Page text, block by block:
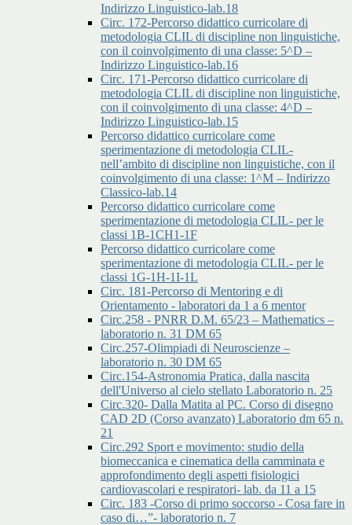
Indirizzo Linguistico-lab.18
Circ. 172-Percorso didattico curricolare di
metodologia CLIL di discipline non linguistiche,
con il coinvolgimento di una classe: 5^D –
Indirizzo Linguistico-lab.16
Circ. 171-Percorso didattico curricolare di
metodologia CLIL di discipline non linguistiche,
con il coinvolgimento di una classe: 4^D –
Indirizzo Linguistico-lab.15
Percorso didattico curricolare come
sperimentazione di metodologia CLIL-
nell’ambito di discipline non linguistiche, con il
coinvolgimento di una classe: 1^M – Indirizzo
Classico-lab.14
Percorso didattico curricolare come
sperimentazione di metodologia CLIL- per le
classi 1B-1CH1-1F
Percorso didattico curricolare come
sperimentazione di metodologia CLIL- per le
classi 1G-1H-1I-1L
Circ. 181-Percorso di Mentoring e di
Orientamento - laboratori da 1 a 6 mentor
Circ.258 - PNRR D.M. 65/23 – Mathematics –
laboratorio n. 31 DM 65
Circ.257-Olimpiadi di Neuroscienze –
laboratorio n. 30 DM 65
Circ.154-Astronomia Pratica, dalla nascita
dell'Universo al cielo stellato Laboratorio n. 25
Circ.320- Dalla Matita al PC. Corso di disegno
CAD 2D (Corso avanzato) Laboratorio dm 65 n.
21
Circ.292 Sport e movimento: studio della
biomeccanica e cinematica della camminata e
approfondimento degli aspetti fisiologici
cardiovascolari e respiratori- lab. da 11 a 15
Circ. 183 -Corso di primo soccorso - Cosa fare in
caso di…”- laboratorio n. 7